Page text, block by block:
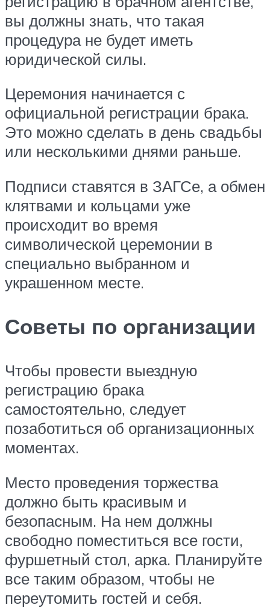
вы должны знать, что такая
процедура не будет иметь
юридической силы.
Церемония начинается с
официальной регистрации брака.
Это можно сделать в день свадьбы
или несколькими днями раньше.
Подписи ставятся в ЗАГСе, а обмен
клятвами и кольцами уже
происходит во время
символической церемонии в
специально выбранном и
украшенном месте.
Советы по организации
Чтобы провести выездную
регистрацию брака
самостоятельно, следует
позаботиться об организационных
моментах.
Место проведения торжества
должно быть красивым и
безопасным. На нем должны
свободно поместиться все гости,
фуршетный стол, арка. Планируйте
все таким образом, чтобы не
переутомить гостей и себя.